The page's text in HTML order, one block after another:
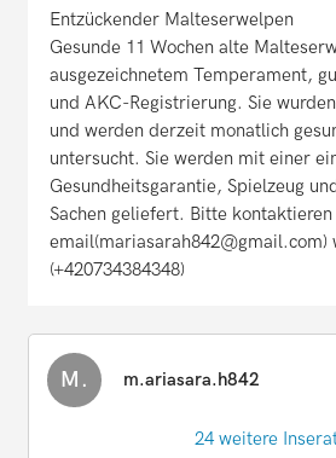
Entzückender Malteserwelpen
Gesunde 11 Wochen alte
ausgezeichnetem Temperament,
und AKC-Registrierung. Sie
und werden derzeit monatlich
untersucht. Sie werden mit einer
Gesundheitsgarantie, Spielzeug
Sachen geliefert. Bitte
email(mariasarah842@gmail.com)
(+420734384348)
M. m.ariasara.h842
24 weitere